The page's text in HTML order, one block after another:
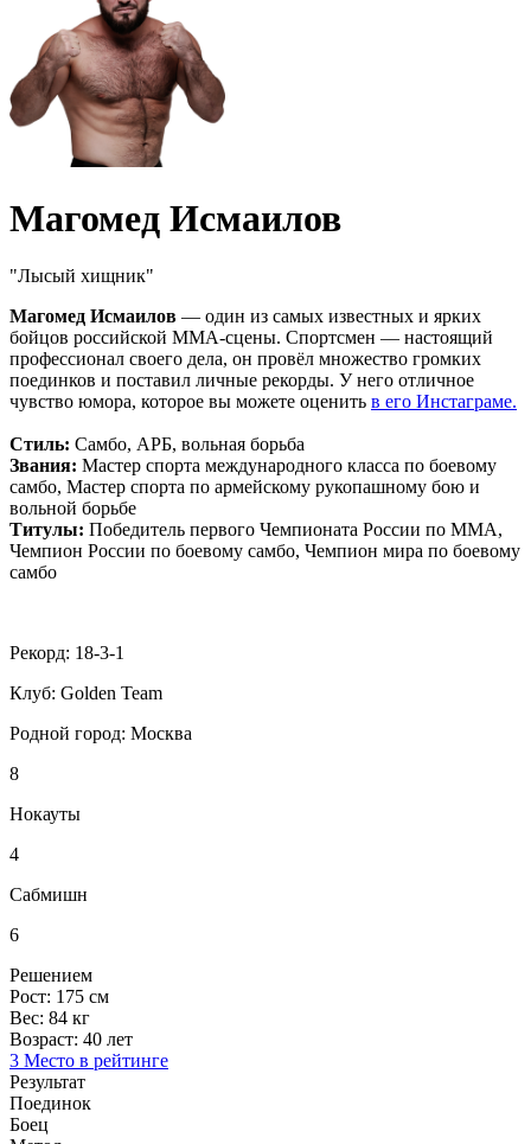
Магомед Исмаилов
"Лысый хищник"
Магомед Исмаилов — один из самых известных и ярких
бойцов российской ММА-сцены. Спортсмен — настоящий
профессионал своего дела, он провёл множество громких
поединков и поставил личные рекорды. У него отличное
чувство юмора, которое вы можете оценить в его Инстаграме.
Стиль: Самбо, АРБ, вольная борьба
Звания: Мастер спорта международного класса по боевому
самбо, Мастер спорта по армейскому рукопашному бою и
вольной борьбе
Титулы: Победитель первого Чемпионата России по ММА,
Чемпион России по боевому самбо, Чемпион мира по боевому
самбо
Рекорд: 18-3-1
Клуб: Golden Team
Родной город: Москва
8
Нокауты
4
Сабмишн
6
Решением
Рост: 175 см
Вес: 84 кг
Возраст: 40 лет
3 Место в рейтинге
Результат
Поединок
Боец